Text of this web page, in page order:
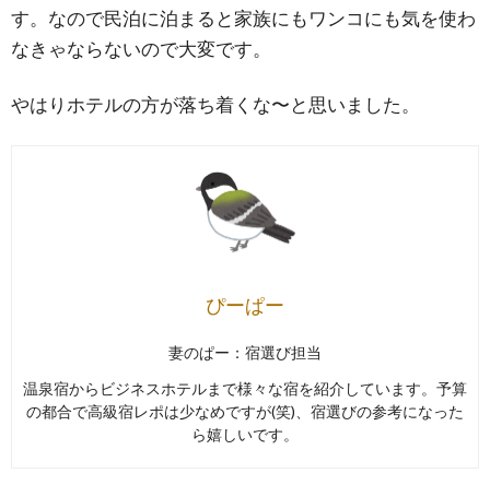
す。なので民泊に泊まると家族にもワンコにも気を使わ
なきゃならないので大変です。
やはりホテルの方が落ち着くな〜と思いました。
ぴーぱー
妻のぱー：宿選び担当
温泉宿からビジネスホテルまで様々な宿を紹介しています。予算
の都合で高級宿レポは少なめですが(笑)、宿選びの参考になった
ら嬉しいです。